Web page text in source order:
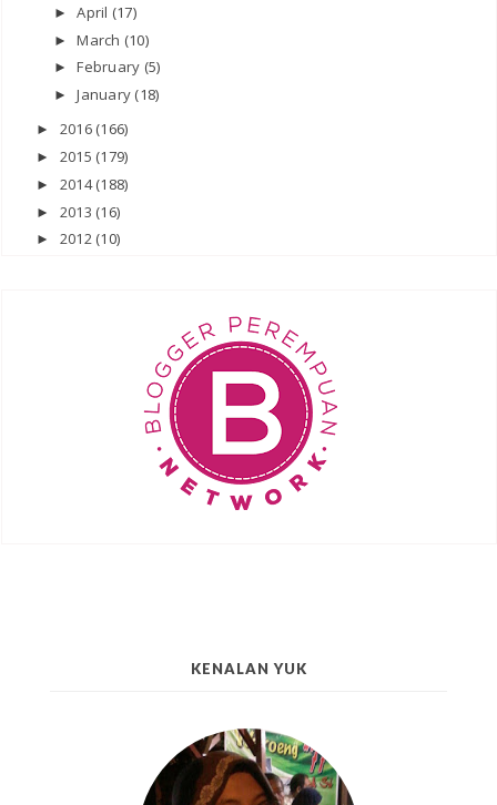
►April (17)
►March (10)
►February (5)
►January (18)
► 2016 (166)
► 2015 (179)
► 2014(188)
► 2013 (16)
► 2012 (10)
KENALAN YUK